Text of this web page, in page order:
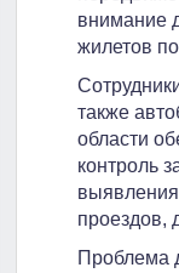
внимание
жилетов
также
области
контроль
проездов,
Проблема